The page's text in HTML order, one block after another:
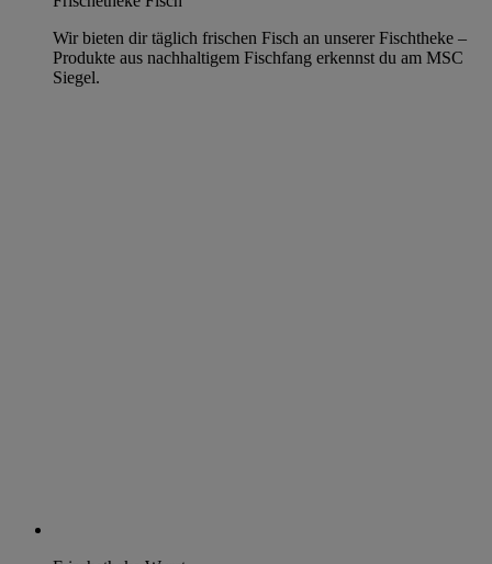
Wir bieten dir täglich frischen Fisch an unserer Fischtheke –
Produkte aus nachhaltigem Fischfang erkennst du am MSC
Siegel.